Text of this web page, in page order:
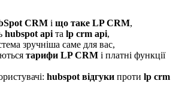
CRM і що таке LP CRM,
hubspot api та lp crm api,
зручніша саме для вас,
тарифи LP CRM і платні функції
hubspot відгуки проти lp crm